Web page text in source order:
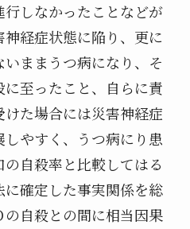
しなかったことなどが
経症状態に陥り、更に
ままうつ病になり、そ
至ったこと、自らに責
た場合には災害神経症
やすく、うつ病にり患
自殺率と比較してはる
確定した事実関係を総
自殺との間に相当因果